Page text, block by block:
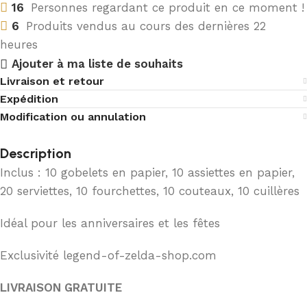
16 Personnes regardant ce produit en ce moment !
6 Produits vendus au cours des dernières 22
heures
Ajouter à ma liste de souhaits
Livraison et retour
Expédition
Modification ou annulation
Description
Inclus : 10 gobelets en papier, 10 assiettes en papier,
20 serviettes, 10 fourchettes, 10 couteaux, 10 cuillères
Idéal pour les anniversaires et les fêtes
Exclusivité legend-of-zelda-shop.com
LIVRAISON GRATUITE